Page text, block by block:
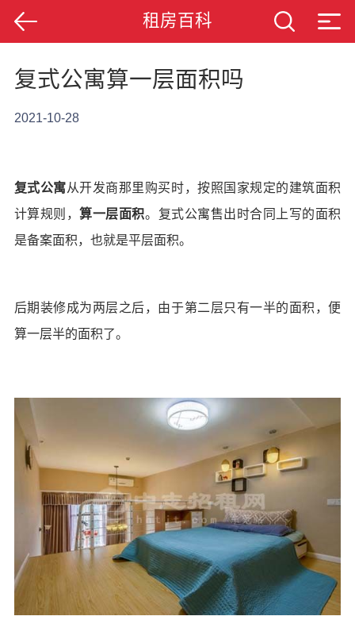
租房百科
复式公寓算一层面积吗
2021-10-28
复式公寓从开发商那里购买时，按照国家规定的建筑面积
计算规则，算一层面积。复式公寓售出时合同上写的面积
是备案面积，也就是平层面积。
后期装修成为两层之后，由于第二层只有一半的面积，便
算一层半的面积了。